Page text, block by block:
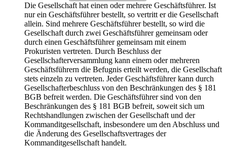
Die Gesellschaft hat einen oder mehrere Geschäftsführer. Ist
nur ein Geschäftsführer bestellt, so vertritt er die Gesellschaft
allein. Sind mehrere Geschäftsführer bestellt, so wird die
Gesellschaft durch zwei Geschäftsführer gemeinsam oder
durch einen Geschäftsführer gemeinsam mit einem
Prokuristen vertreten. Durch Beschluss der
Gesellschafterversammlung kann einem oder mehreren
Geschäftsführern die Befugnis erteilt werden, die Gesellschaft
stets einzeln zu vertreten. Jeder Geschäftsführer kann durch
Gesellschafterbeschluss von den Beschränkungen des § 181
BGB befreit werden. Die Geschäftsführer sind von den
Beschränkungen des § 181 BGB befreit, soweit sich um
Rechtshandlungen zwischen der Gesellschaft und der
Kommanditgesellschaft, insbesondere um den Abschluss und
die Änderung des Gesellschaftsvertrages der
Kommanditgesellschaft handelt.